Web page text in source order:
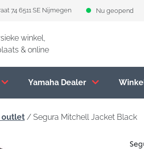
74 6511 SE Nijmegen Nu geopend
winkel,
& online
Yamaha Dealer
outlet/ Segura Mitchell Jacket Black